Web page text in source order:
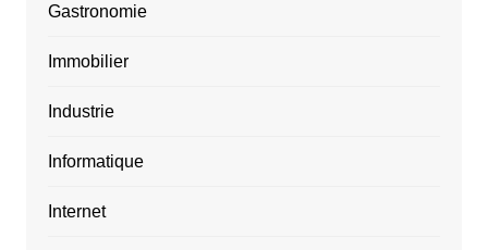
Gastronomie
Immobilier
Industrie
Informatique
Internet